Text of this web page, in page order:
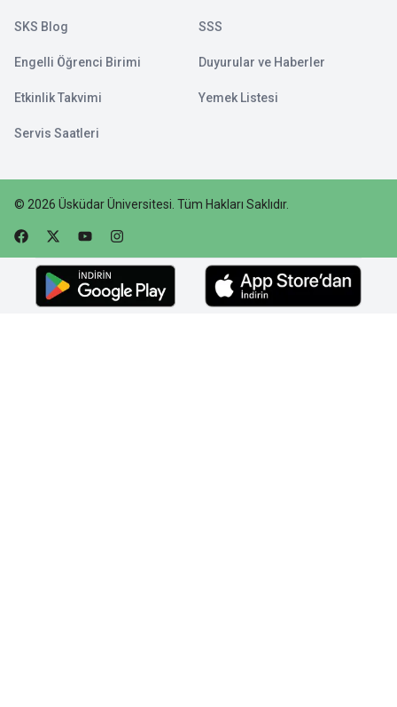
SKS Blog SSS
Engelli Öğrenci Birimi Duyurular ve Haberler
Etkinlik Takvimi Yemek Listesi
Servis Saatleri
© 2026 Üsküdar Üniversitesi. Tüm Hakları Saklıdır.